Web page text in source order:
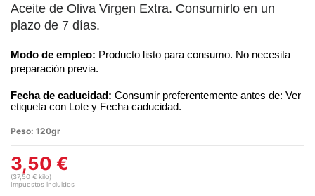
Aceite de Oliva Virgen Extra. Consumirlo en un
plazo de 7 días.
Modo de empleo: Producto listo para consumo. No necesita
preparación previa.
Fecha de caducidad: Consumir preferentemente antes de: Ver
etiqueta con Lote y Fecha caducidad.
Peso: 120gr
3,50 €
(37,50 € kilo)
Impuestos incluidos